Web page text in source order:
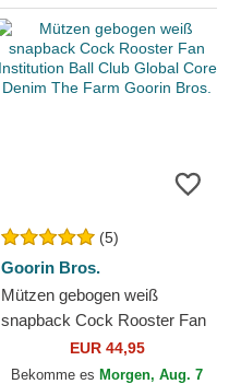
(5)
Goorin Bros.
Mützen gebogen weiß
snapback Cock Rooster Fan
Institution Ball Club Global
Core Denim The Farm...
EUR 44,95
Bekomme es Morgen, Aug. 7